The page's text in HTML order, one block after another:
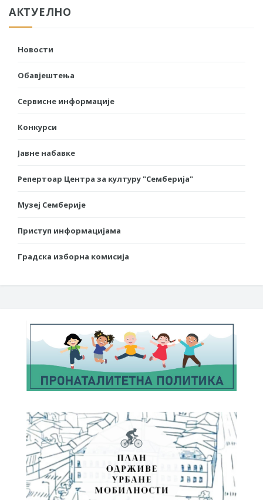
АКТУЕЛНО
Новости
Обавјештења
Сервисне информације
Конкурси
Јавне набавке
Репертоар Центра за културу "Семберија"
Музеј Семберије
Приступ информацијама
Градска изборна комисија